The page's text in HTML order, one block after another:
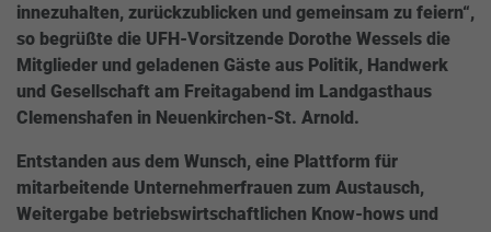
innezuhalten, zurückzublicken und gemeinsam zu feiern“,
so begrüßte die UFH-Vorsitzende Dorothe Wessels die
Mitglieder und geladenen Gäste aus Politik, Handwerk
und Gesellschaft am Freitagabend im Landgasthaus
Clemenshafen in Neuenkirchen-St. Arnold.
Entstanden aus dem Wunsch, eine Plattform für
mitarbeitende Unternehmerfrauen zum Austausch,
Weitergabe betriebswirtschaftlichen Know-hows und